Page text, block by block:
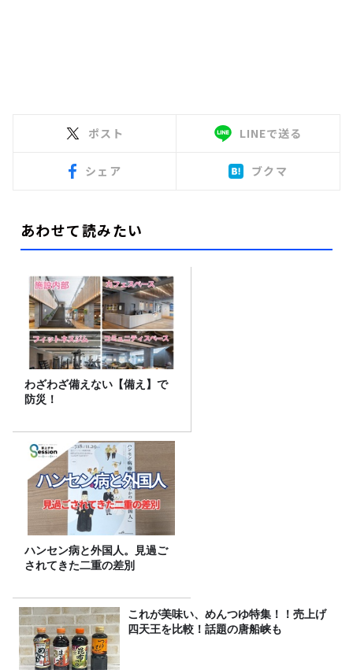
ポスト LINEで送る
シェア ブクマ
あわせて読みたい
わざわざ備えない【備え】で
防災！
ハンセン病と外国人。見過ご
されてきた二重の差別
これが美味い、めんつゆ特集！！売上げ
四天王を比較！話題の唐船峡も